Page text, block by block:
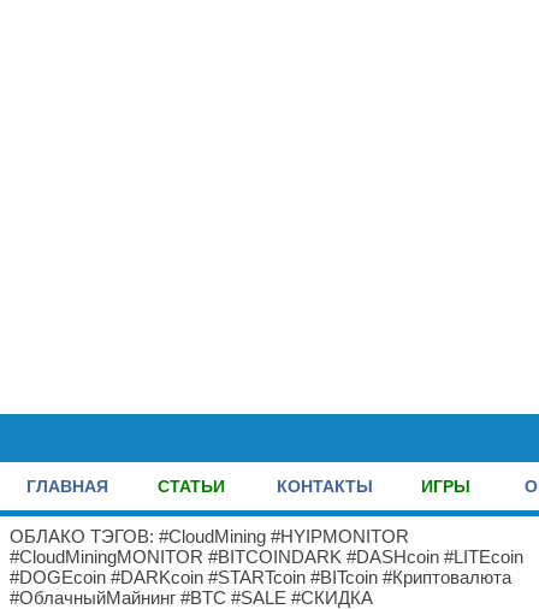
ГЛАВНАЯ СТАТЬИ КОНТАКТЫ ИГРЫ
ОБЛАКО ТЭГОВ: #CloudMining #HYIPMONITOR
#CloudMiningMONITOR #BITCOINDARK #DASHcoin #LITEcoin
#DOGEcoin #DARKcoin #STARTcoin #BITcoin #Криптовалюта
#ОблачныйМайнинг #BTC #SALE #СКИДКА